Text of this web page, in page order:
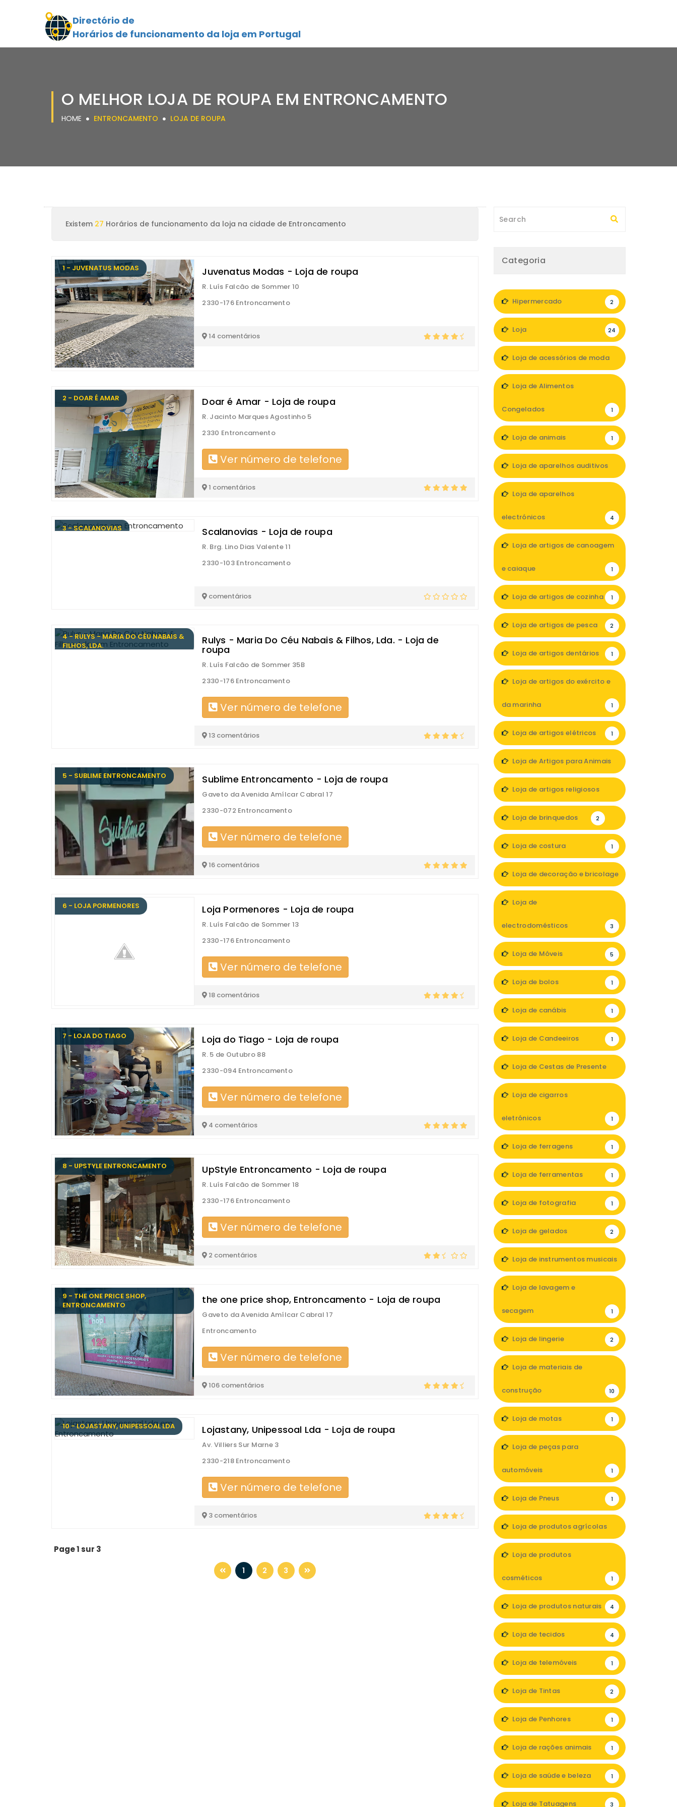
Directório de
Horários de funcionamento da loja em Portugal
O MELHOR LOJA DE ROUPA EM ENTRONCAMENTO
HOME ENTRONCAMENTO LOJA DE ROUPA
Existem 27 Horários de funcionamento da loja na cidade de Entroncamento
1 - JUVENATUS MODAS Juvenatus Modas - Loja de roupa
R. Luís Falcão de Sommer 10
2330-176 Entroncamento
14 comentários
2 - DOAR É AMAR Doar é Amar - Loja de roupa
R. Jacinto Marques Agostinho 5
2330 Entroncamento
Ver número de telefone
1 comentários
3 - SCALANOVIAS Scalanovias - Loja de roupa
R. Brg. Lino Dias Valente 11
2330-103 Entroncamento
comentários
4 - RULYS - MARIA DO CÉU NABAIS &
FILHOS, LDA.
Rulys - Maria Do Céu Nabais & Filhos, Lda. - Loja de
roupa
R. Luís Falcão de Sommer 35B
2330-176 Entroncamento
Ver número de telefone
13 comentários
5 - SUBLIME ENTRONCAMENTO Sublime Entroncamento - Loja de roupa
Gaveto da Avenida Amílcar Cabral 17
2330-072 Entroncamento
Ver número de telefone
16 comentários
6 - LOJA PORMENORES Loja Pormenores - Loja de roupa
R. Luís Falcão de Sommer 13
2330-176 Entroncamento
Ver número de telefone
18 comentários
7 - LOJA DO TIAGO Loja do Tiago - Loja de roupa
R. 5 de Outubro 88
2330-094 Entroncamento
Ver número de telefone
4 comentários
8 - UPSTYLE ENTRONCAMENTO UpStyle Entroncamento - Loja de roupa
R. Luís Falcão de Sommer 18
2330-176 Entroncamento
Ver número de telefone
2 comentários
9 - THE ONE PRICE SHOP,
ENTRONCAMENTO
the one price shop, Entroncamento - Loja de roupa
Gaveto da Avenida Amílcar Cabral 17
Entroncamento
Ver número de telefone
106 comentários
10 - LOJASTANY, UNIPESSOAL LDA Lojastany, Unipessoal Lda - Loja de roupa
Av. Villiers Sur Marne 3
2330-218 Entroncamento
Ver número de telefone
3 comentários
Page 1 sur 3
1 2 3
Categoria
Hipermercado 2
Loja 24
Loja de acessórios de moda
Loja de Alimentos
Congelados 1
Loja de animais 1
Loja de aparelhos auditivos
Loja de aparelhos
electrónicos 4
Loja de artigos de canoagem
e caiaque 1
Loja de artigos de cozinha 1
Loja de artigos de pesca 2
Loja de artigos dentários 1
Loja de artigos do exército e
da marinha 1
Loja de artigos elétricos 1
Loja de Artigos para Animais
Loja de artigos religiosos
Loja de brinquedos 2
Loja de costura 1
Loja de decoração e bricolage
Loja de
electrodomésticos 3
Loja de Móveis 5
Loja de bolos 1
Loja de canábis 1
Loja de Candeeiros 1
Loja de Cestas de Presente
Loja de cigarros
eletrónicos 1
Loja de ferragens 1
Loja de ferramentas 1
Loja de fotografia 1
Loja de gelados 2
Loja de instrumentos musicais
Loja de lavagem e
secagem 1
Loja de lingerie 2
Loja de materiais de
construção 10
Loja de motas 1
Loja de peças para
automóveis 1
Loja de Pneus 1
Loja de produtos agrícolas
Loja de produtos
cosméticos 1
Loja de produtos naturais 4
Loja de tecidos 4
Loja de telemóveis 1
Loja de Tintas 2
Loja de Penhores 1
Loja de rações animais 1
Loja de saúde e beleza 1
Loja de Tatuagens 3